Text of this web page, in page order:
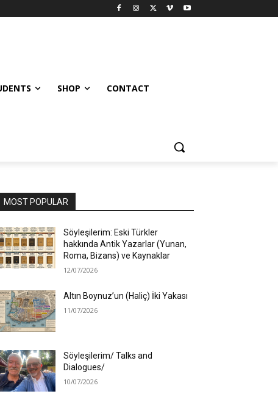
SHOP CONTACT
MOST POPULAR
Söyleşilerim: Eski Türkler
hakkında Antik Yazarlar (Yunan,
Roma, Bizans) ve Kaynaklar
12/07/2026
Altın Boynuz’un (Haliç) İki Yakası
11/07/2026
Söyleşilerim/ Talks and
Dialogues/
10/07/2026